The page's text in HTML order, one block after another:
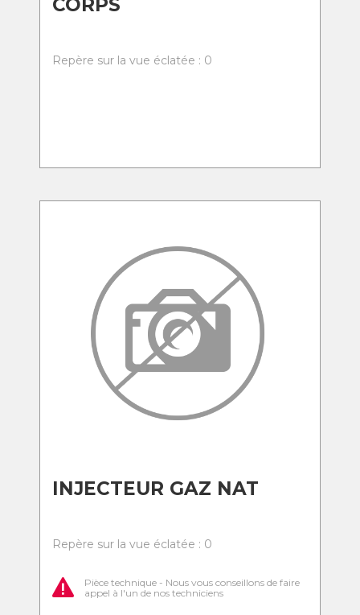
CORPS
Repère sur la vue éclatée : 0
INJECTEUR GAZ NAT
Repère sur la vue éclatée : 0
Pièce technique - Nous vous conseillons de faire
appel à l'un de nos techniciens